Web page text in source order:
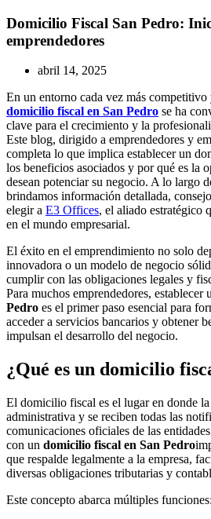
Domicilio Fiscal San Pedro:
emprendedores
abril 14, 2025
En un entorno cada vez más
domicilio fiscal en San Pedro se ha
clave para el crecimiento y la
Este blog, dirigido a emprendedores y
completa lo que implica establecer un
los beneficios asociados y por qué es la
desean potenciar su negocio. A lo largo
brindamos información detallada,
elegir a E3 Offices, el aliado estratégico
en el mundo empresarial.
El éxito en el emprendimiento no solo
innovadora o un modelo de negocio
cumplir con las obligaciones legales y
Para muchos emprendedores, establecer
Pedro es el primer paso esencial para
acceder a servicios bancarios y obtener
impulsan el desarrollo del negocio.
¿Qué es un domicilio
El domicilio fiscal es el lugar en donde la
administrativa y se reciben todas las
comunicaciones oficiales de las
con un domicilio fiscal en San Pedro
que respalde legalmente a la empresa,
diversas obligaciones tributarias y
Este concepto abarca múltiples funciones: